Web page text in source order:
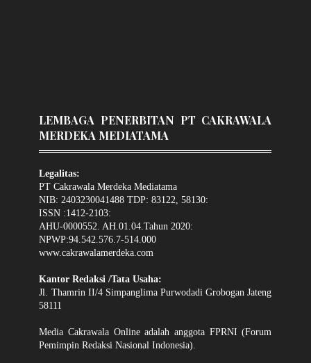
LEMBAGA PENERBITAN PT CAKRAWALA
MERDEKA MEDIATAMA
Legalitas:
PT Cakrawala Merdeka Mediatama
NIB: 2403230041488 TDP: 83122, 58130:
ISSN :1412-2103:
AHU-0000552. AH.01.04.Tahun 2020:
NPWP:94.542.576.7-514.000
www.cakrawalamerdeka.com
Kantor Redaksi /Tata Usaha:
Jl. Thamrin II/4 Simpanglima Purwodadi Grobogan Jateng
58111
Media Cakrawala Online adalah anggota FPRNI (Forum
Pemimpin Redaksi Nasional Indonesia).